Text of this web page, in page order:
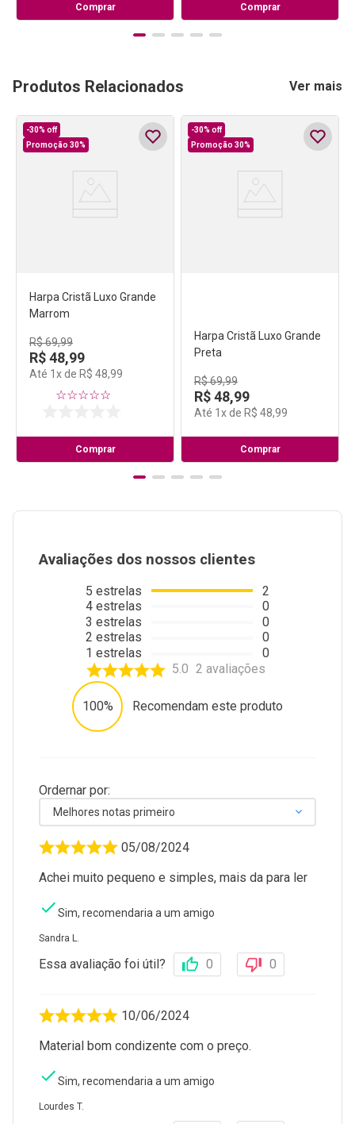
Comprar Comprar
Produtos Relacionados Ver mais
-30% off
Promoção 30%
Harpa Cristã Luxo Grande
Marrom
R$69,99
R$48,99
Até 1 x de R$ 48,99
☆☆☆☆☆
Comprar
-30% off
Promoção 30%
R$ 69, 99
R$48
Até 1 x de
☆☆
Comprar
Avaliações dos nossos clientes
5 estrelas
4 estrelas
3 estrelas
2 estrelas
1 estrelas
2
0
0
0
0
5.0 2 avaliações
100% Recomendam este produto
Ordernar por:
Melhores notas primeiro
05/08/2024
Achei muito pequeno e simples, mais da para ler
Sim, recomendaria a um amigo
Sandra L.
Essa avaliação foi útil? 0 0
10/06/2024
Material bom condizente com o preço.
Sim, recomendaria a um amigo
Lourdes T.